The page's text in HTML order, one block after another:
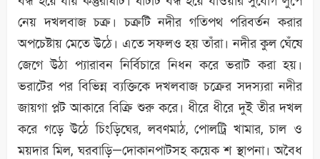
নেয় দখলবাজ চক্র। চক্রটি নদীর গতিপথ পরিবর্তন করার
অপচেষ্টায় মেতে উঠে। এতে সফলও হয় তাঁরা। নদীর কুল ঘেঁষে
জেগে উঠা প্যারাবন নির্বিচারে নিধন করে ভরাট করা হয়।
ভরাটের পর বিভিন্ন ব্যক্তিকে দখলবাজ চক্রের সদস্যরা নদীর
জায়গা প্লট আকারে বিক্রি শুরু করে। ধীরে ধীরে দুই তীর দখল
করে গড়ে উঠে চিংড়িঘের, লবণমাঠ, পোলট্রি খামার, চাল ও
ময়দার মিল, ঘরবাড়ি—দোকানপাটসহ কয়েক শ স্থাপনা। অবৈধ